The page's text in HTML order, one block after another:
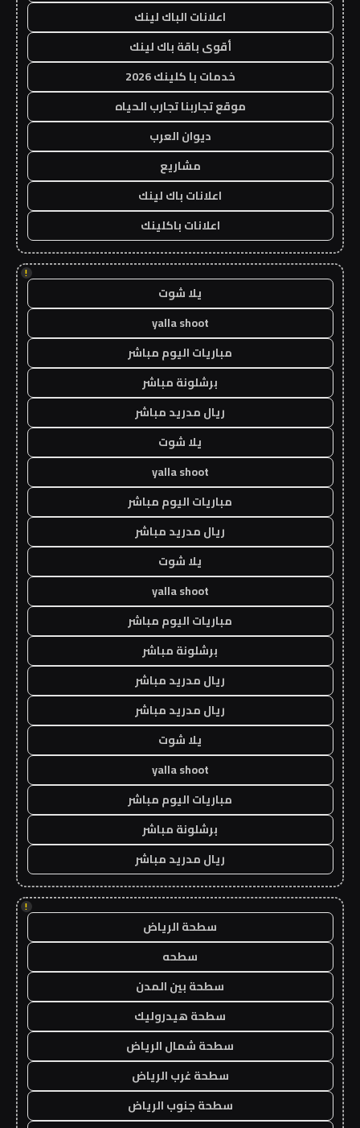
اعلانات الباك لينك
أقوى باقة باك لينك
خدمات با كلينك 2026
موقع تجاربنا تجارب الحياه
ديوان العرب
مشاريع
اعلانات باك لينك
اعلانات باكلينك
!
يلا شوت
yalla shoot
مباريات اليوم مباشر
برشلونة مباشر
ريال مدريد مباشر
يلا شوت
yalla shoot
مباريات اليوم مباشر
ريال مدريد مباشر
يلا شوت
yalla shoot
مباريات اليوم مباشر
برشلونة مباشر
ريال مدريد مباشر
ريال مدريد مباشر
يلا شوت
yalla shoot
مباريات اليوم مباشر
برشلونة مباشر
ريال مدريد مباشر
!
سطحة الرياض
سطحه
سطحة بين المدن
سطحة هيدروليك
سطحة شمال الرياض
سطحة غرب الرياض
سطحة جنوب الرياض